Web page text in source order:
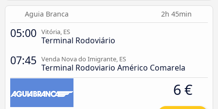
Aguia Branca 2h 45min
05:00 Vitória, ES
Terminal Rodoviário
07:45 Venda Nova do Imigrante, ES
Terminal Rodoviario Américo Comarela
6 €